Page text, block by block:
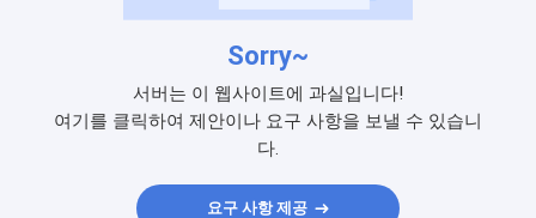
Sorry~
서버는 이 웹사이트에 과실입니다!
여기를 클릭하여 제안이나 요구 사항을 보낼 수 있습니
다.
요구 사항 제공